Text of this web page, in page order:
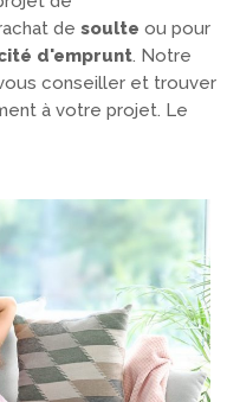
de soulte ou pour
d'emprunt. Notre
conseiller et trouver
à votre projet. Le